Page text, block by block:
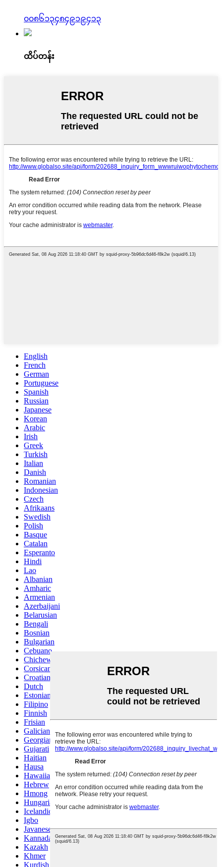
၀၀၈၆၁၃၄၈၄၉၁၉၄၁၃
ထိပ်တန်း
English
French
German
Portuguese
Spanish
Russian
Japanese
Korean
Arabic
Irish
Greek
Turkish
Italian
Danish
Romanian
Indonesian
Czech
Afrikaans
Swedish
Polish
Basque
Catalan
Esperanto
Hindi
Lao
Albanian
Amharic
Armenian
Azerbaijani
Belarusian
Bengali
Bosnian
Bulgarian
Cebuano
Chichewa
Corsican
Croatian
Dutch
Estonian
Filipino
Finnish
Frisian
Galician
Georgian
Gujarati
Haitian
Hausa
Hawaiian
Hebrew
Hmong
Hungarian
Icelandic
Igbo
Javanese
Kannada
Kazakh
Khmer
Kurdish